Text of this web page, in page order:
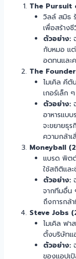
The Pursuit
วิลล์ สมิธ
เพื่อสร้าง
ตัวอย่าง:
กับหมอ แต่
อดทนและ
The
ไมเคิล คีตั
เกอร์เล็ก
ตัวอย่าง:
อาหารแบ
จะขยายธุ
ความกล้าเ
Moneyball
แบรด พิต
ใช้สถิติแล
ตัวอย่าง:
จากทีมอื่น
ถึงการกล้
Steve Jobs
ไมเคิล ฟา
ตั้งบริษัทแ
ตัวอย่าง:
ของแอปเ